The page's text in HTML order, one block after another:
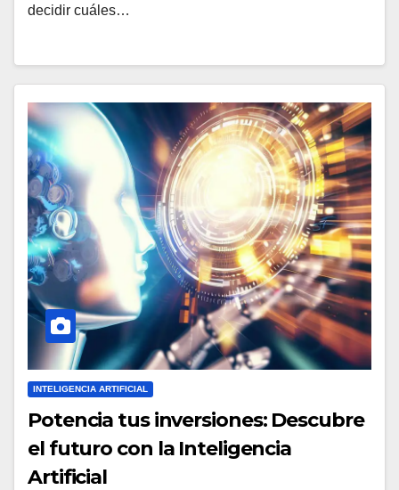
decidir cuáles…
INTELIGENCIA ARTIFICIAL
Potencia tus inversiones: Descubre
el futuro con la Inteligencia
Artificial